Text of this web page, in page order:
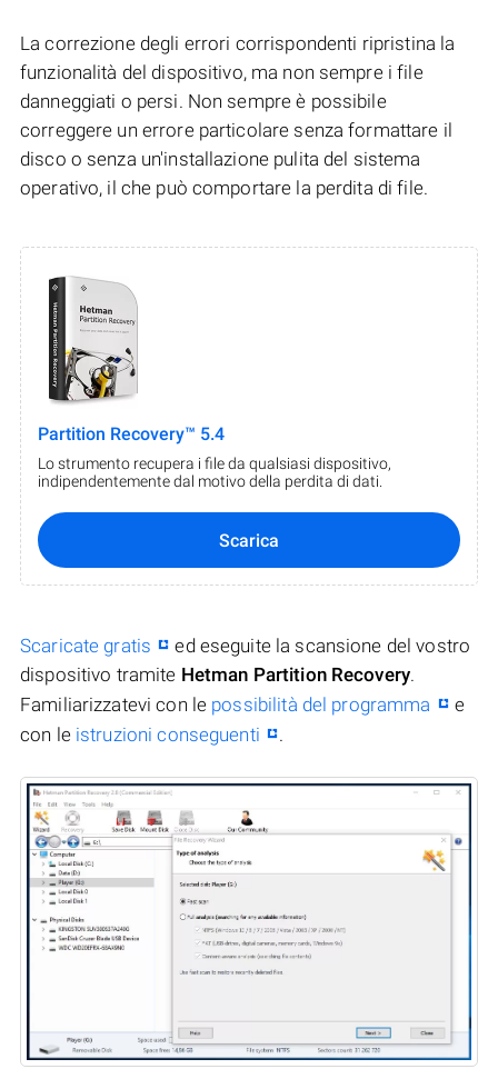
La correzione degli errori corrispondenti ripristina la
funzionalità del dispositivo, ma non sempre i file
danneggiati o persi. Non sempre è possibile
correggere un errore particolare senza formattare il
disco o senza un'installazione pulita del sistema
operativo, il che può comportare la perdita di file.
Partition Recovery™ 5.4
Lo strumento recupera i file da qualsiasi dispositivo,
indipendentemente dal motivo della perdita di dati.
Scarica
Scaricate gratis
ed eseguite la scansione del vostro
dispositivo tramite Hetman Partition Recovery.
Familiarizzatevi con le possibilità del programma
e
con le istruzioni conseguenti .